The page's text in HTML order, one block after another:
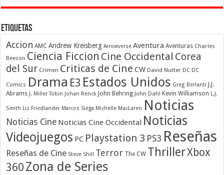
Etiquetas
Accion AMC Andrew Kreisberg Arrowverse Aventura Aventuras Charles
Beeson Ciencia Ficcion Cine Occidental Corea
del Sur Crimen Criticas de Cine CW David Nutter DC DC
Comics Drama E3 Estados Unidos Greg Berlanti
J.J.
Abrams J. Miller Tobin Johan Renck John Behring John Dahl Kevin Williamson L.J.
Smith Liz Friedlander Marcos Siega Michelle MacLaren Noticias
Noticias Cine Noticias Cine Occidental Noticias
Videojuegos PC Playstation 3 PS3 Reseñas
Reseñas de Cine Steve Shill Terror The CW ThrillerXbox
360 Zona de Series